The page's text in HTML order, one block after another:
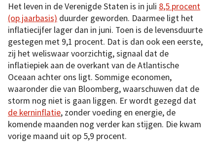
Het leven in de Verenigde Staten is in juli 8,5 procent
(op jaarbasis) duurder geworden. Daarmee ligt het
inflatiecijfer lager dan in juni. Toen is de levensduurte
gestegen met 9,1 procent. Dat is dan ook een eerste,
zij het weliswaar voorzichtig, signaal dat de
inflatiepiek aan de overkant van de Atlantische
Oceaan achter ons ligt. Sommige economen,
waaronder die van Bloomberg, waarschuwen dat de
storm nog niet is gaan liggen. Er wordt gezegd dat
de kerninflatie, zonder voeding en energie, de
komende maanden nog verder kan stijgen. Die kwam
vorige maand uit op 5,9 procent.